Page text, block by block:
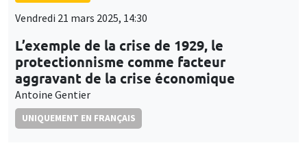
Vendredi 21 mars 2025, 14:30
L’exemple de la crise de 1929, le
protectionnisme comme facteur
aggravant de la crise économique
Antoine Gentier
UNIQUEMENT EN FRANÇAIS